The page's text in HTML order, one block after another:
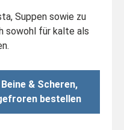
Suppen sowie zu
sowohl für kalte als
& Scheren,
bestellen